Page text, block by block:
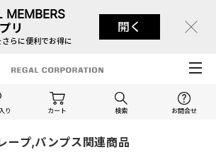
MEMBERS
リ
らに便利でお得に
開く
り カート 検索 お問合せ
ープ,パンプス関連商品